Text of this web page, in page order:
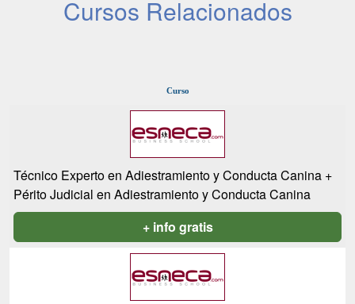
Cursos Relacionados
Curso
Técnico Experto en Adiestramiento y Conducta Canina +
Périto Judicial en Adiestramiento y Conducta Canina
+ info gratis